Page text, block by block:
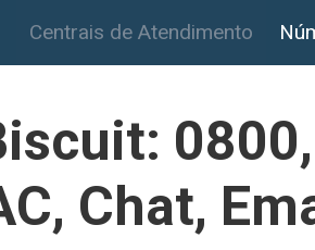
Centrais de Atendimento
0800,
Chat,